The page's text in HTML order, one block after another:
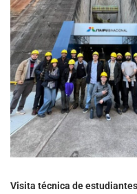
Visita técnica de estudiantes